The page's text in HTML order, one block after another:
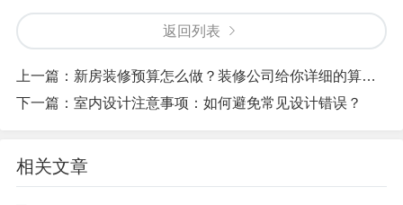
择好的家具Supplier的时候，也需要考虑到供应商的
资质、价格、售后服务等问题。
返回列表
上一篇： 新房装修预算怎么做？装修公司给你详细的算法和预算方案
下一篇： 室内设计注意事项：如何避免常见设计错误？
相关文章